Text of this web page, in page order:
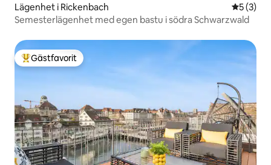
Lägenhet i Rickenbach 5 av 5 i
5 (3)
Semesterlägenhet med egen bastu i södra Schwarzwald
Populär gästfavorit
Gästfavorit